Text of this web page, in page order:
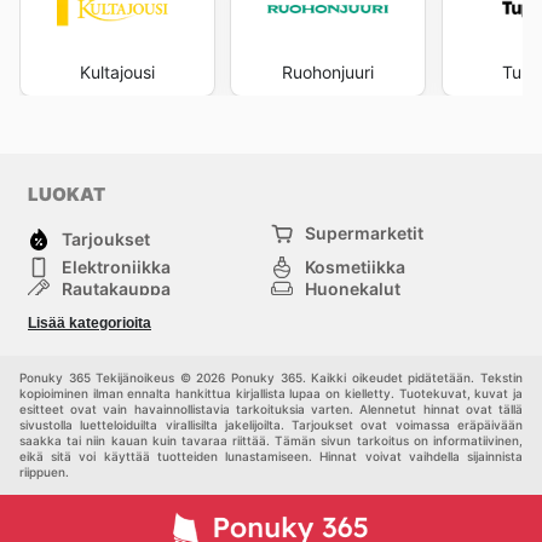
verkkosivustonsa on suunniteltu käyttäjäystävälliseksi,
Biltema deals
ja suunnitella vierailusi myymälässä tai
tehdä tilauksen verkossa. Käyttämällä hyväksi
Biltema
saving now.
Kultajousi Ruohonjuuri
LUOKAT
Tarjoukset
Supermarketit
Elektroniikka
Kosmetiikka
Rautakauppa
Huonekalut
Urheilu
Lisää kategorioita
Ponuky 365 Tekijänoikeus © 2026 Ponuky 365. Kaikki oikeudet pidätetään. Tekstin
kopioiminen ilman ennalta hankittua kirjallista lupaa on kielletty. Tuotekuvat, kuvat ja
esitteet ovat vain havainnollistavia tarkoituksia varten. Alennetut hinnat ovat tällä
sivustolla luetteloiduilta virallisilta jakelijoilta. Tarjoukset ovat voimassa eräpäivään
saakka tai niin kauan kuin tavaraa riittää. Tämän sivun tarkoitus on informatiivinen,
eikä sitä voi käyttää tuotteiden lunastamiseen. Hinnat voivat vaihdella sijainnista
riippuen.